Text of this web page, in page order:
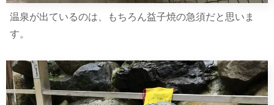
温泉が出ているのは、もちろん益子焼の急須だと思いま
す。